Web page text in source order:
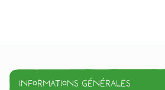
Informations générales